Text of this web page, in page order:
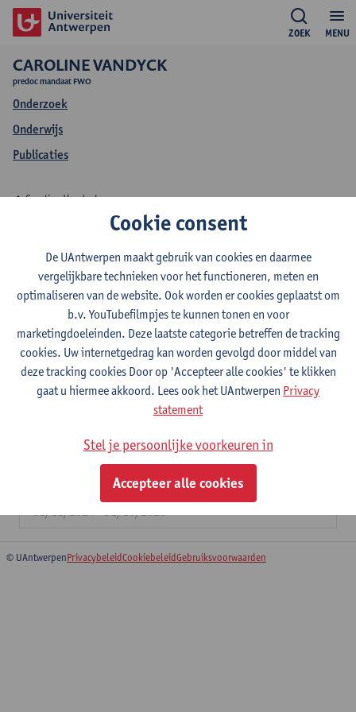
MENU
ZOEK
CAROLINE VANDYCK
predoc mandaat FWO
Onderzoek
Onderwijs
Publicaties
Onderzoek Caroline
Vandyck
Caroline Vandyck
Onderzoeksgroep
Antwerp Centre for Digital humanities and literary Criticism
(ACDC)
De vele gezichten van Boendale: het
modelleren van de historische positionaliteit
in Jan van Boendales (ca. 1280-1351?)
01/11/2024 - 31/10/2026
© UAntwerpenPrivacybeleidCookiebeleidGebruiksvoorwaarden
Cookie consent
De UAntwerpen maakt gebruik van cookies en daarmee
vergelijkbare technieken voor het functioneren, meten en
optimaliseren van de website. Ook worden er cookies geplaatst om
b.v. YouTubefilmpjes te kunnen tonen en voor
marketingdoeleinden. Deze laatste categorie betreffen de tracking
cookies. Uw internetgedrag kan worden gevolgd door middel van
deze tracking cookies Door op 'Accepteer alle cookies' te klikken
gaat u hiermee akkoord. Lees ook het UAntwerpen Privacy
statement
Stel je persoonlijke voorkeuren in
Accepteer alle cookies